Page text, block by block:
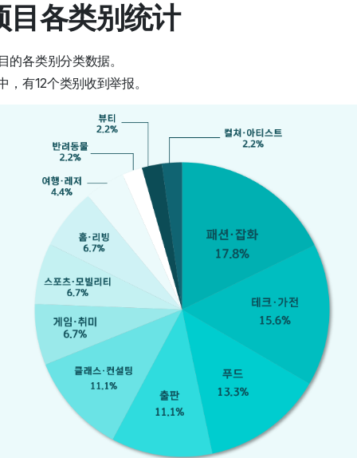
目各类别统计
的各类别分类数据。
，有12个类别收到举报。